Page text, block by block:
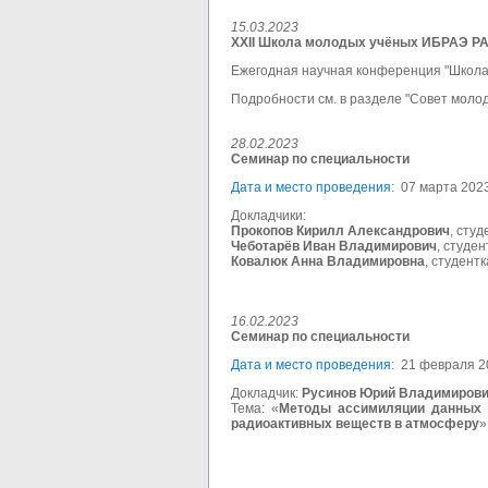
15.03.2023
XXII Школа молодых учёных ИБРАЭ
Ежегодная научная конференция
Подробности см. в разделе "Совет
28.02.2023
Семинар по специальности
Дата и место проведения: 07 марта
Докладчики:
Прокопов Кирилл Александрович,
Чеботарёв Иван Владимирович,
Ковалюк Анна Владимировна,
16.02.2023
Семинар по специальности
Дата и место проведения: 21 февраля
Докладчик: Русинов Юрий
Тема: « Методы ассимиляции данных
радиоактивных веществ в атмосферу»